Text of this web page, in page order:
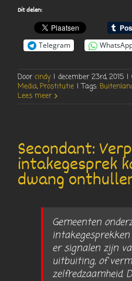
Dit delen:
Telegram
Door cindy | december 23rd, 2015 |
Media,Prostitutie | Tags:
Lees meer
Secondant:
intakegesprek
dwang
Gemeenten
er signalen zijn
uitbuiting, of
zelfredzaamheid.